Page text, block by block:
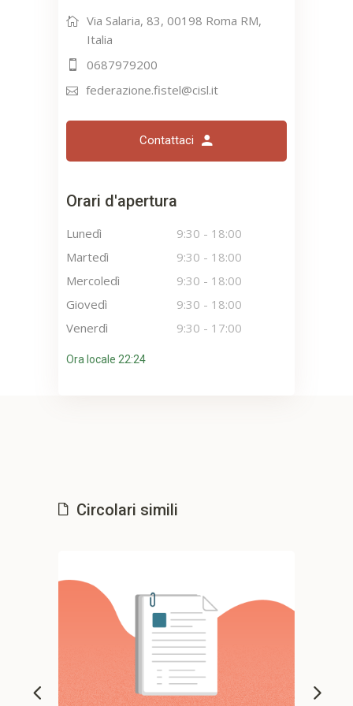
Via Salaria, 83, 00198 Roma RM,
Italia
0687979200
federazione.fistel@cisl.it
Contattaci
Orari d'apertura
Lunedì 9:30 - 18:00
Martedì
9:30 - 18:00
Mercoledì
9:30 - 18:00
Giovedì
9:30 - 18:00
Venerdì
9:30 - 17:00
Ora locale 22:24
Circolari simili